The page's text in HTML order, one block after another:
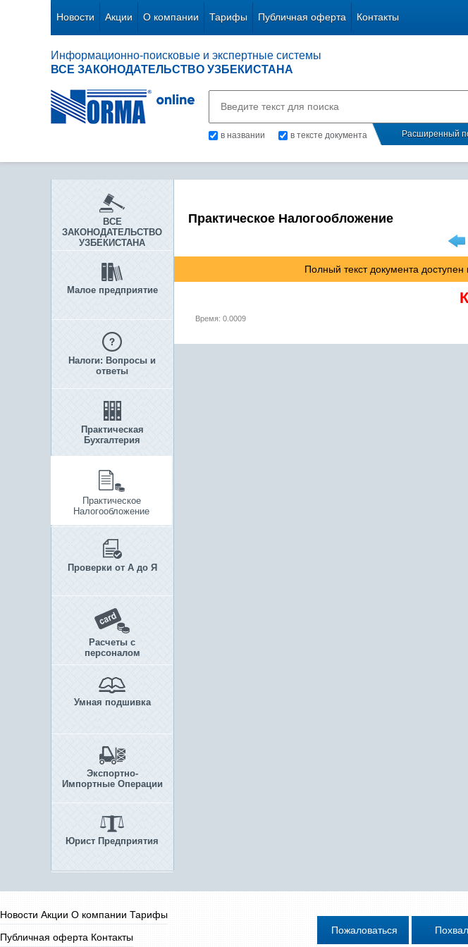
Новости Акции О компании Тарифы Публичная оферта Контакты
Информационно-поисковые и экспертные системы
ВСЕ ЗАКОНОДАТЕЛЬСТВО УЗБЕКИСТАНА
в названии в тексте документа Расширенный
ВСЕ
ЗАКОНОДАТЕЛЬСТВО
УЗБЕКИСТАНА
Малое предприятие
Налоги: Вопросы и
ответы
Практическая
Бухгалтерия
Практическое
Налогообложение
Проверки от А до Я
Расчеты с
персоналом
Умная подшивка
Экспортно-
Импортные Операции
Юрист Предприятия
Практическое Налогообложение
Полный текст документа доступен
Время: 0.0009
Новости Акции О компании Тарифы
Публичная оферта Контакты